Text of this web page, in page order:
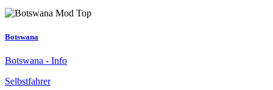
Botswana
Botswana - Info
Selbstfahrer